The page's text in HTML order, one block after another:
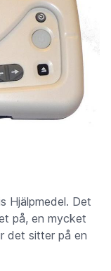
Hjälpmedel. Det
på, en mycket
det sitter på en